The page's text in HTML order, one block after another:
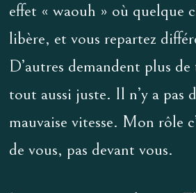
effet « waouh » où quelque
libère, et vous repartez
D’autres demandent plus de
tout aussi juste. Il n’y a pas
mauvaise vitesse. Mon rôle
de vous, pas devant vous.